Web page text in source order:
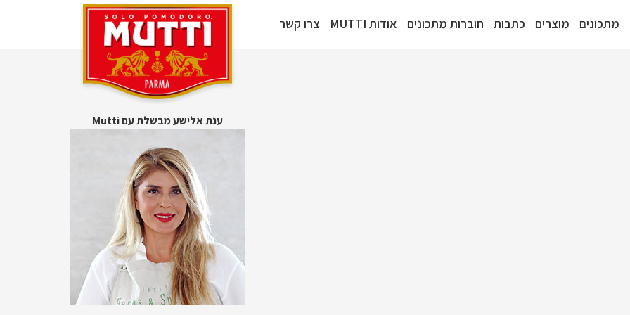
לתוכן
מתכונים מוצרים כתבות חוברות מתכונים אודות MUTTI צרו קשר
ענת אלישע מבשלת עם Mutti